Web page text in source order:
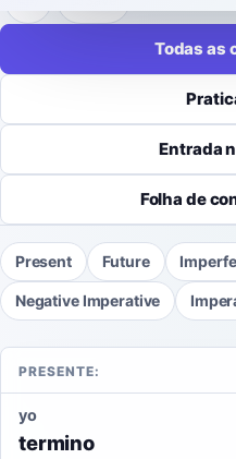
Todas as
Entrada
Folha de
Present Future
Negative Imperative
PRESENTE:
yo
termino